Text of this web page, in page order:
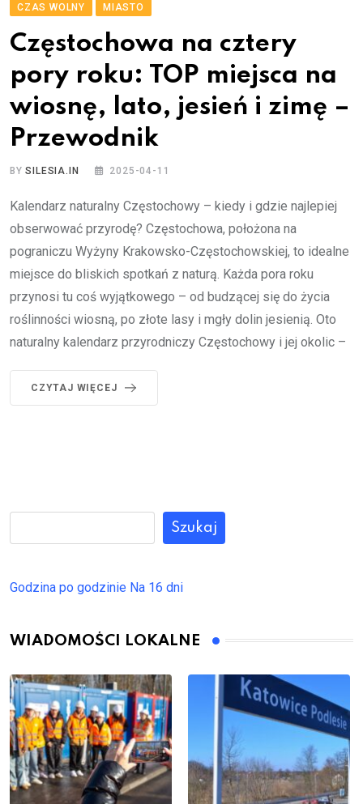
CZAS WOLNY MIASTO
Częstochowa na cztery
pory roku: TOP miejsca na
wiosnę, lato, jesień i zimę –
Przewodnik
BYSILESIA.IN 2025-04-11
Kalendarz naturalny Częstochowy – kiedy i gdzie najlepiej
obserwować przyrodę? Częstochowa, położona na
pograniczu Wyżyny Krakowsko-Częstochowskiej, to idealne
miejsce do bliskich spotkań z naturą. Każda pora roku
przynosi tu coś wyjątkowego – od budzącej się do życia
roślinności wiosną, po złote lasy i mgły dolin jesienią. Oto
naturalny kalendarz przyrodniczy Częstochowy i jej okolic –
CZYTAJ WIĘCEJ
Szukaj
Godzina po godzinie Na 16 dni
WIADOMOŚCI LOKALNE